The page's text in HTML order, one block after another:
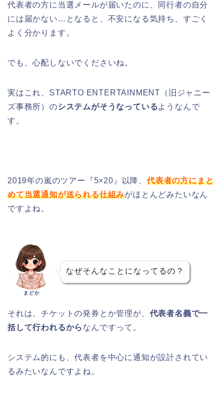
代表者の方に当選メールが届いたのに、同行者の自分
には届かない…となると、不安になる気持ち、すごく
よく分かります。
でも、心配しないでくださいね。
実はこれ、STARTO ENTERTAINMENT（旧ジャニー
ズ事務所）のシステムがそうなっているようなんで
す。
2019年の嵐のツアー『5×20』以降、 代表者の方にまと
めて当選通知が送られる仕組みがほとんどみたいなん
ですよね。
まどか
なぜそんなことになってるの？
それは、チケットの発券とか管理が、 代表者名義で一
括して行われるから なんですって。
システム的にも、代表者を中心に通知が設計されてい
るみたいなんですよね。